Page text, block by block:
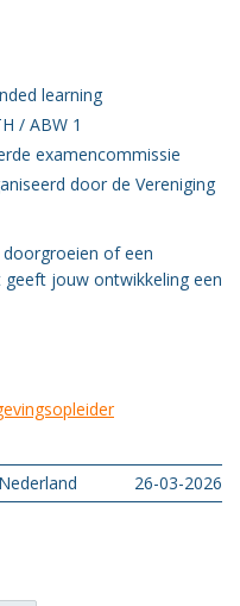
learning
/ ABW 1
examencommissie
door de Vereniging
of een
jouw ontwikkeling een
26-03-2026